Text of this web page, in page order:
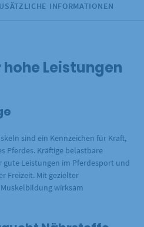
INFORMATIONEN
Leistungen
sind ein Kennzeichen für Kraft,
Pferdes. Kräftige belastbare
gute Leistungen im Pferdesport und
Freizeit. Mit gezielter
wirksam